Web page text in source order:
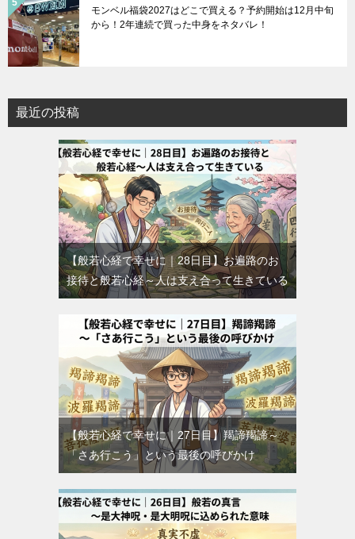
モンベル福袋2027はどこで買える？予約開始は12月中旬
から！2年連続で買った中身をネタバレ！
最近の投稿
【般若心経で幸せに｜28日目】お遍路のお
接待と般若心経～人は支え合って生きている
【般若心経で幸せに｜27日目】羯諦羯諦～
「さあ行こう」という最後の呼びかけ